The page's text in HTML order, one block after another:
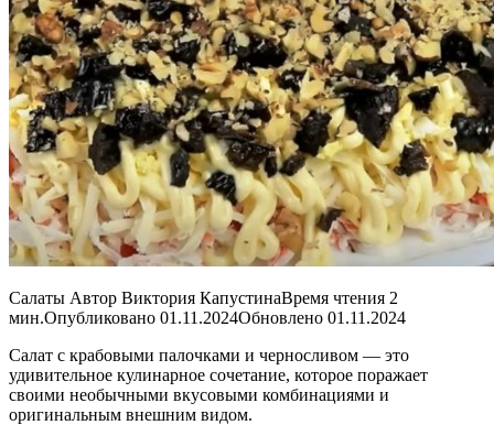
Салаты Автор Виктория КапустинаВремя чтения 2
мин.Опубликовано 01.11.2024Обновлено 01.11.2024
Салат с крабовыми палочками и черносливом — это
удивительное кулинарное сочетание, которое поражает
своими необычными вкусовыми комбинациями и
оригинальным внешним видом.